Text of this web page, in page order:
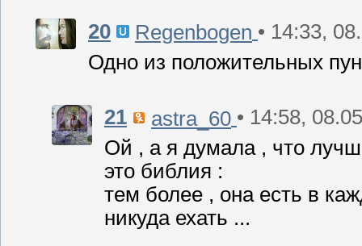
20 Regenbogen • 14:33,
Одно из положительных
21 astra_60 • 14:58,
Ой , а я думала , что
это библия :
тем более , она есть в
никуда ехать ...